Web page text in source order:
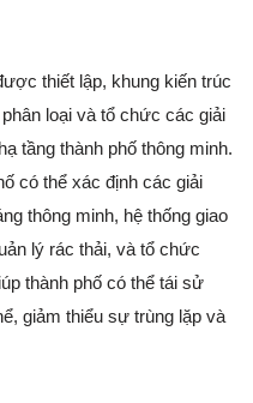
thiết lập, khung kiến trúc
loại và tổ chức các giải
tầng thành phố thông minh.
có thể xác định các giải
thông minh, hệ thống giao
lý rác thải, và tổ chức
thành phố có thể tái sử
giảm thiểu sự trùng lặp và